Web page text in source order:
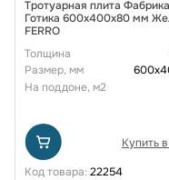
Тротуарная плита Фабрика
Готика 600х400х80 мм
FERRO
Толщина
Размер, мм
На поддоне, м2
Купить в
Код товара: 22254